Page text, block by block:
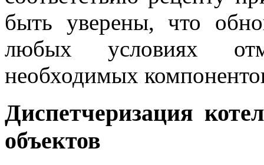
быть уверены, что
любых условиях
необходимых
Диспетчеризация
объектов